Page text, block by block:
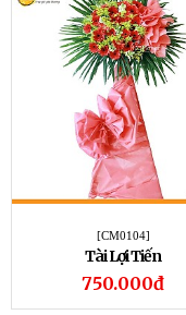
[CM0104]
Tài Lợi Tiến
750.000đ